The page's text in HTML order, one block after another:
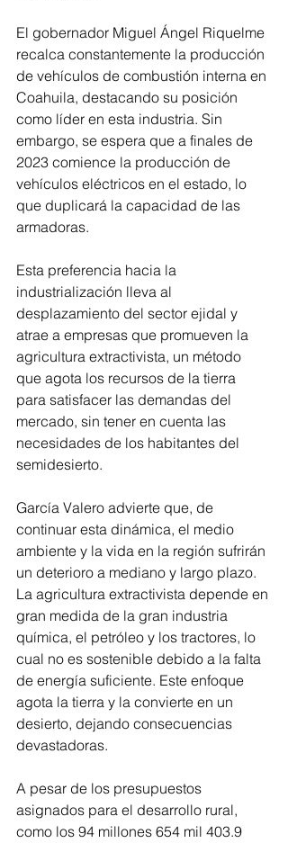
El gobernador Miguel Ángel Riquelme
recalca constantemente la producción
de vehículos de combustión interna en
Coahuila, destacando su posición
como líder en esta industria. Sin
embargo, se espera que a finales de
2023 comience la producción de
vehículos eléctricos en el estado, lo
que duplicará la capacidad de las
armadoras.
Esta preferencia hacia la
industrialización lleva al
desplazamiento del sector ejidal y
atrae a empresas que promueven la
agricultura extractivista, un método
que agota los recursos de la tierra
para satisfacer las demandas del
mercado, sin tener en cuenta las
necesidades de los habitantes del
semidesierto.
García Valero advierte que, de
continuar esta dinámica, el medio
ambiente y la vida en la región sufrirán
un deterioro a mediano y largo plazo.
La agricultura extractivista depende en
gran medida de la gran industria
química, el petróleo y los tractores, lo
cual no es sostenible debido a la falta
de energía suficiente. Este enfoque
agota la tierra y la convierte en un
desierto, dejando consecuencias
devastadoras.
A pesar de los presupuestos
asignados para el desarrollo rural,
como los 94 millones 654 mil 403.9